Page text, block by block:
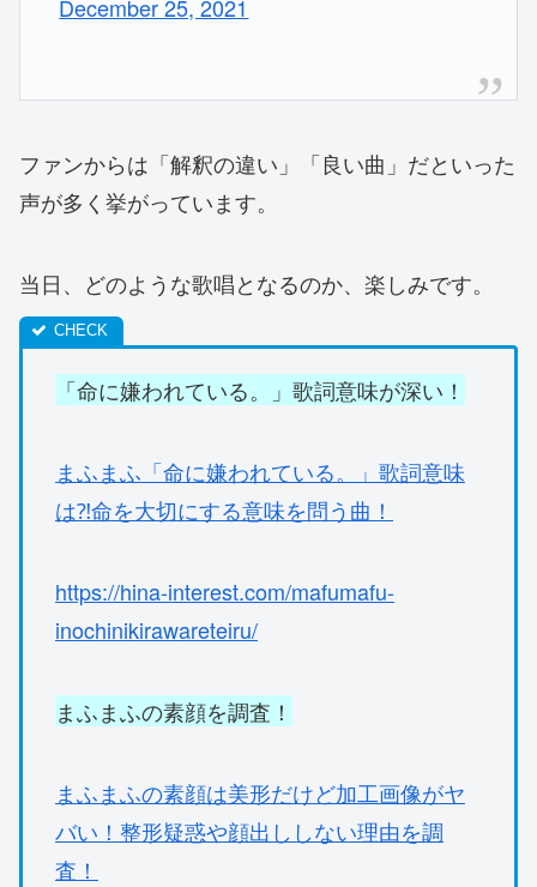
December 25, 2021
ファンからは「解釈の違い」「良い曲」だといった
声が多く挙がっています。
当日、どのような歌唱となるのか、楽しみです。
「命に嫌われている。」歌詞意味が深い！
まふまふ「命に嫌われている。」歌詞意味
は⁈命を大切にする意味を問う曲！
https://hina-interest.com/mafumafu-
inochinikirawareteiru/
まふまふの素顔を調査！
まふまふの素顔は美形だけど加工画像がヤ
バい！整形疑惑や顔出ししない理由を調
査！